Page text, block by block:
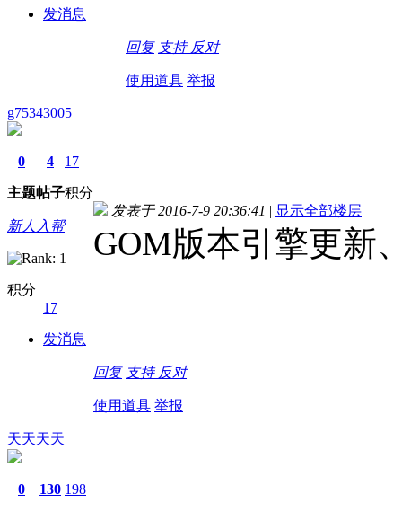
发消息
回复 支持 反对
使用道具 举报
g75343005
0
主题
4
帖子
17
积分
新人入帮
积分
17
发消息
发表于 2016-7-9 20:36:41 | 显示全部楼层
GOM版本引擎更新
回复 支持 反对
使用道具 举报
天天天天
0 130 198